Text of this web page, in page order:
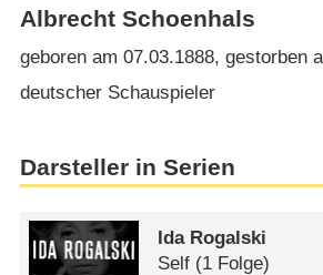
Albrecht Schoenhals
geboren am 07.03.1888, gestorben
deutscher Schauspieler
Darsteller in Serien
Ida Rogalski
Self (1 Folge)